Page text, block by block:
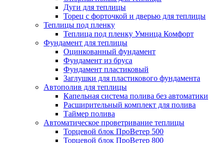
Дуги для теплицы
Торец с форточкой и дверью для теплицы
Теплицы под пленку
Теплица под пленку Умница Комфорт
Фундамент для теплицы
Оцинкованный фундамент
Фундамент из бруса
Фундамент пластиковый
Заглушки для пластикового фундамента
Автополив для теплицы
Капельная система полива без автоматики
Расширительный комплект для полива
Таймер полива
Автоматическое проветривание теплицы
Торцевой блок ПроВетер 500
Торцевой блок ПроВетер 800